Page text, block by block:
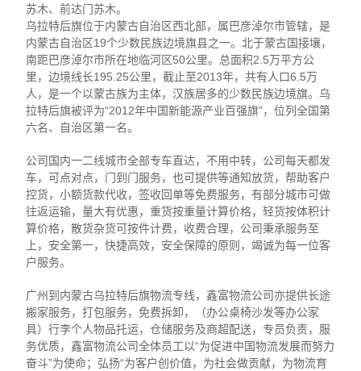
苏木、前达门苏木。
乌拉特后旗位于内蒙古自治区西北部，属巴彦淖尔市管辖，是
内蒙古自治区19个少数民族边境旗县之一。北于蒙古国接壤，
南距巴彦淖尔市所在地临河区50公里。总面积2.5万平方公
里，边境线长195.25公里，截止至2013年，共有人口6.5万
人，是一个以蒙古族为主体，汉族居多的少数民族边境旗。乌
拉特后旗被评为“2012年中国新能源产业百强旗”，位列全国第
六名、自治区第一名。
公司国内一二线城市全部专车直达，不用中转，公司每天都发
车，可点对点，门到门服务，也可提供等通知放货，帮助客户
控货，小额货款代收，签收回单等免费服务，有部分城市可做
往返运输，量大有优惠，重货按重量计算价格，轻货按体积计
算价格，散货杂货可按件计费，收费合理，公司秉承服务至
上，安全第一，快捷高效，安全保障的原则，竭诚为每一位客
户服务。
广州到内蒙古乌拉特后旗物流专线，鑫富物流公司亦提供长途
搬家服务，打包服务，免费拆卸，（办公桌椅沙发等办公家
具）行李个人物品托运，仓储服务及商超配送，专员负责，服
务优质，鑫富物流公司全体员工以“为促进中国物流发展而努力
奋斗”为使命；弘扬“为客户创价值，为社会做贡献，为物流育